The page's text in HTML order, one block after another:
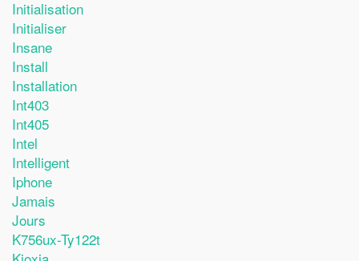
Initialisation
Initialiser
Insane
Install
Installation
Int403
Int405
Intel
Intelligent
Iphone
Jamais
Jours
K756ux-Ty122t